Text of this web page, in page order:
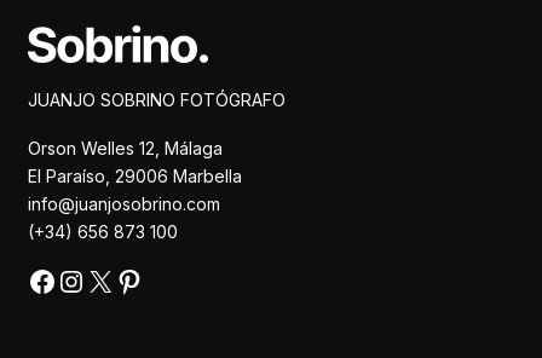
JUANJO SOBRINO FOTÓGRAFO
Orson Welles 12, Málaga
El Paraíso, 29006 Marbella
info@juanjosobrino.com
(+34) 656 873 100
Facebook
Instagram
X Pinterest